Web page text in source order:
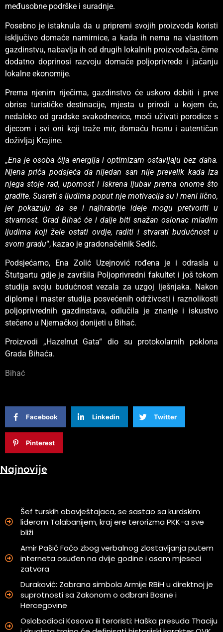
međusobne podrške i suradnje.
Posebno je istaknula da u pripremi svojih proizvoda koristi
isključivo domaće namirnice, a kada ih nema na vlastitom
gazdinstvu, nabavlja ih od drugih lokalnih proizvođača, čime
dodatno doprinosi razvoju domaće poljoprivrede i jačanju
lokalne ekonomije.
Prema njenim riječima, gazdinstvo će uskoro dobiti i prve
obrise turističke destinacije, mjesta u prirodi u kojem će,
nedaleko od gradske svakodnevice, moći uživati porodice s
djecom i svi oni koji traže mir, domaću hranu i autentičan
doživljaj Krajine.
„Ena je osoba čija energija i optimizam ostavljaju bez daha.
Njena priča podsjeća da nijedan san nije prevelik kada iza
njega stoje rad, upornost i iskrena ljubav prema onome što
gradite. Susreti s ljudima poput nje motivacija su i meni lično,
jer pokazuju da se i najhrabrije ideje mogu pretvoriti u
stvarnost. Grad Bihać će i dalje biti snažan oslonac mladim
ljudima koji žele ostati ovdje, raditi i stvarati budućnost u
svom gradu“, kazao je gradonačelnik Sedić.
Podsjećamo, Ena Zolić Uzejnović rođena je i odrasla u
Štutgartu gdje je završila Poljoprivredni fakultet i još tokom
studija svoju budućnost vezala za uzgoj lješnjaka. Nakon
diplome i master studija posvećenih održivosti i raznolikosti
poljoprivrednih gazdinstava, odlučila je znanje i iskustvo
stečeno u Njemačkoj donijeti u Bihać.
Proizvodi „Hazelnut Gata“ dio su protokolarnih poklona
Grada Bihaća.
Bihać
Facebook Linkedin Twitter
Pinterest
Najnovije
Šef turskih obavještajaca, se sastao sa kurdskim
liderom Talabanijem, kraj ere terorizma PKK-a sve
bliži
Amir Pašić Faćo zbog verbalnog zlostavljanja putem
interneta osuđen na dvije godine i osam mjeseci
zatvora
Duraković: Zabrana simbola Armije RBiH u direktnoj je
suprotnosti sa Zakonom o odbrani Bosne i
Hercegovine
Oslobodioci Kosova ili teroristi: Haška presuda Thaciju